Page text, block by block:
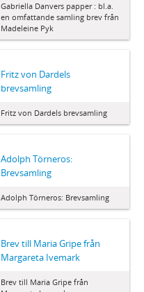
Gabriella Danvers papper : bl.a.
en omfattande samling brev från
Madeleine Pyk
Fritz von Dardels
brevsamling
Fritz von Dardels brevsamling
Adolph Törneros:
Brevsamling
Adolph Törneros: Brevsamling
Brev till Maria Gripe från
Margareta Ivemark
Brev till Maria Gripe från